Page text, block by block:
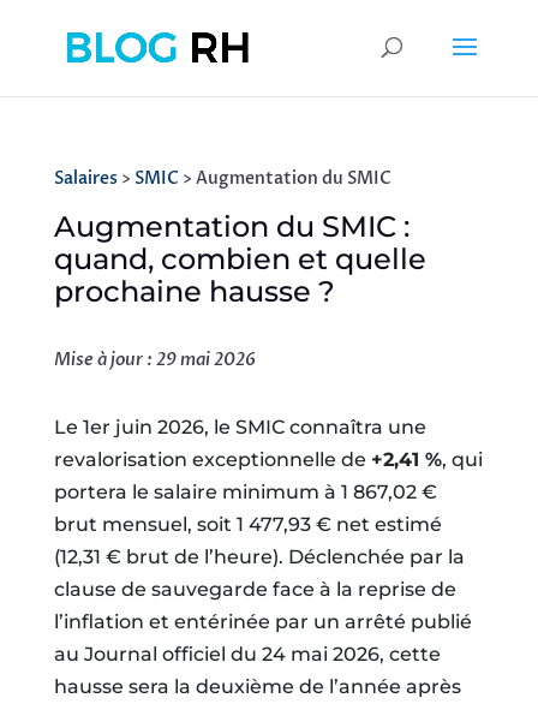
Salaires> SMIC > Augmentation du SMIC
Augmentation du SMIC :
quand, combien et quelle
prochaine hausse ?
Mise à jour : 29 mai 2026
Le 1er juin 2026, le SMIC connaîtra une
revalorisation exceptionnelle de +2,41 %, qui
portera le salaire minimum à 1 867,02 €
brut mensuel, soit 1 477,93 € net estimé
(12,31 € brut de l’heure). Déclenchée par la
clause de sauvegarde face à la reprise de
l’inflation et entérinée par un arrêté publié
au Journal officiel du 24 mai 2026, cette
hausse sera la deuxième de l’année après